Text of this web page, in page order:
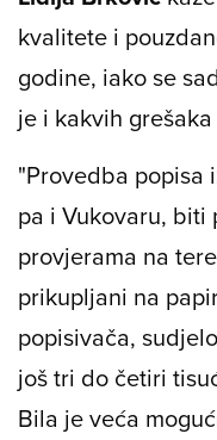
kvalitete i
godine, iako se
je i kakvih
"Provedba popisa
pa i Vukovaru, biti
provjerama na
prikupljani na
popisivača,
još tri do četiri
Bila je veća